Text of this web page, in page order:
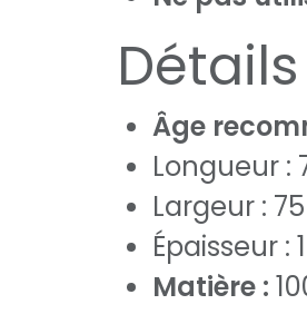
Âge
Longueur :
Largeur :
Épaisseur :
Matière :